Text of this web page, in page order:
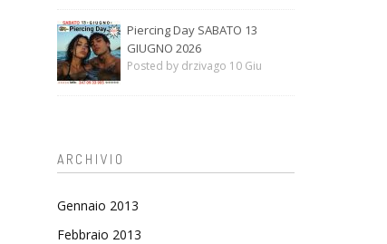
Piercing Day SABATO 13
GIUGNO 2026
Posted by drzivago 10 Giu
ARCHIVIO
Gennaio 2013
Febbraio 2013